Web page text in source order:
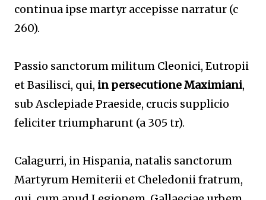
continua ipse martyr accepisse narratur (c
260).
Passio sanctorum militum Cleonici, Eutropii
et Basilisci, qui, in persecutione Maximiani,
sub Asclepiade Praeside, crucis supplicio
feliciter triumpharunt (a 305 tr).
Calagurri, in Hispania, natalis sanctorum
Martyrum Hemiterii et Cheledonii fratrum,